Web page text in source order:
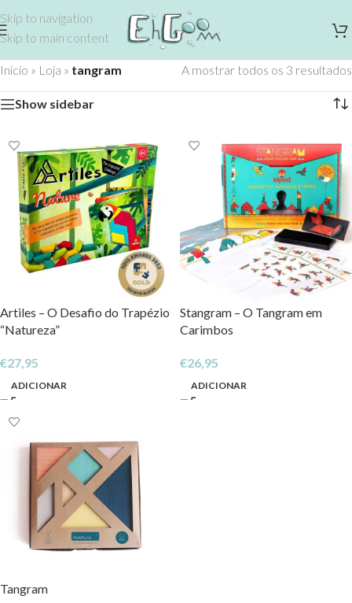
Skip to navigation
Skip to main content
Início » Loja » tangram A mostrar todos os 3 resultados
Show sidebar
Artiles – O Desafio do Trapézio
“Natureza”
€27,95
ADICIONAR
Stangram – O Tangram em
Carimbos
€26,95
ADICIONAR
Tangram